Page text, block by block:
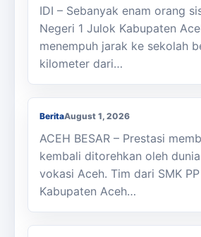
IDI – Sebanyak enam orang
Negeri 1 Julok Kabupaten
menempuh jarak ke sekolah
kilometer dari…
Membanggakan, Siswa SMK
Raih Juara LKS Nasional
BeritaAugust 1, 2026
ACEH BESAR – Prestasi
kembali ditorehkan oleh
vokasi Aceh. Tim dari SMK
Kabupaten Aceh…
Kasi Cabdisdik Kabupaten
Antar Tugas Kepala SMKN 1